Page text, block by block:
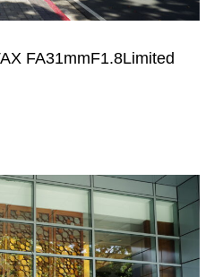
FA31mmF1.8Limited